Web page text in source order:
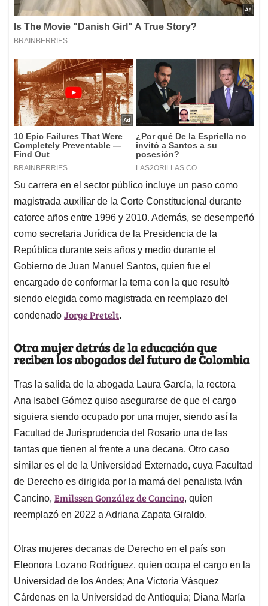
Su carrera en el sector público incluye un paso como
magistrada auxiliar de la Corte Constitucional durante
catorce años entre 1996 y 2010. Además, se desempeñó
como secretaria Jurídica de la Presidencia de la
República durante seis años y medio durante el
Gobierno de Juan Manuel Santos, quien fue el
encargado de conformar la terna con la que resultó
siendo elegida como magistrada en reemplazo del
condenado Jorge Pretelt.
Otra mujer detrás de la educación que
reciben los abogados del futuro de Colombia
Tras la salida de la abogada Laura García, la rectora
Ana Isabel Gómez quiso asegurarse de que el cargo
siguiera siendo ocupado por una mujer, siendo así la
Facultad de Jurisprudencia del Rosario una de las
tantas que tienen al frente a una decana. Otro caso
similar es el de la Universidad Externado, cuya Facultad
de Derecho es dirigida por la mamá del penalista Iván
Cancino, Emilssen González de Cancino, quien
reemplazó en 2022 a Adriana Zapata Giraldo.
Otras mujeres decanas de Derecho en el país son
Eleonora Lozano Rodríguez, quien ocupa el cargo en la
Universidad de los Andes; Ana Victoria Vásquez
Cárdenas en la Universidad de Antioquia; Diana María